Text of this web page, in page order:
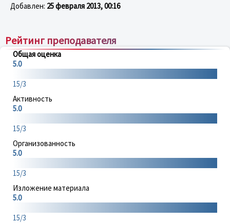
Добавлен: 25 февраля 2013, 00:16
Рейтинг преподавателя
Общая оценка
5.0
15/3
Активность
5.0
15/3
Организованность
5.0
15/3
Изложение материала
5.0
15/3